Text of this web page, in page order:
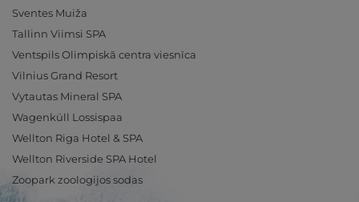
Sventes Muiža
Tallinn Viimsi SPA
Ventspils Olimpiskā centra viesnīca
Vilnius Grand Resort
Vytautas Mineral SPA
Wagenküll Lossispaa
Wellton Riga Hotel & SPA
Wellton Riverside SPA Hotel
Zoopark zoologijos sodas